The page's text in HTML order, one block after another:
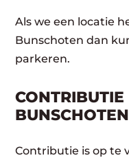
Als we een locatie
Bunschoten dan
parkeren.
BUNSCHOTEN
Contributie is op te